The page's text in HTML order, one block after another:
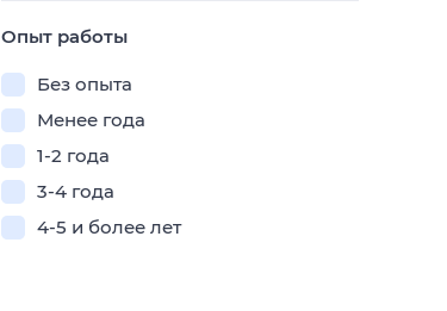
Опыт работы
Без опыта
Менее года
1-2 года
3-4 года
4-5 и более лет